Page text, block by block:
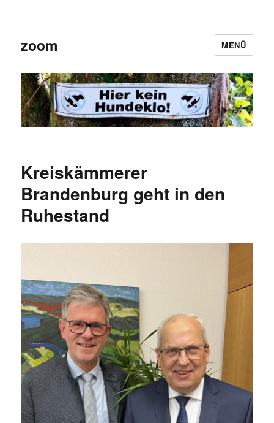
zoom MENÜ
Kreiskämmerer
Brandenburg geht in den
Ruhestand